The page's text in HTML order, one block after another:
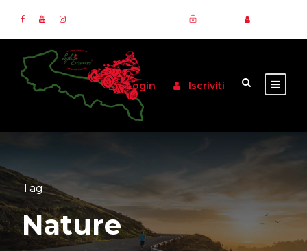
Login Iscriviti
Tag
Nature